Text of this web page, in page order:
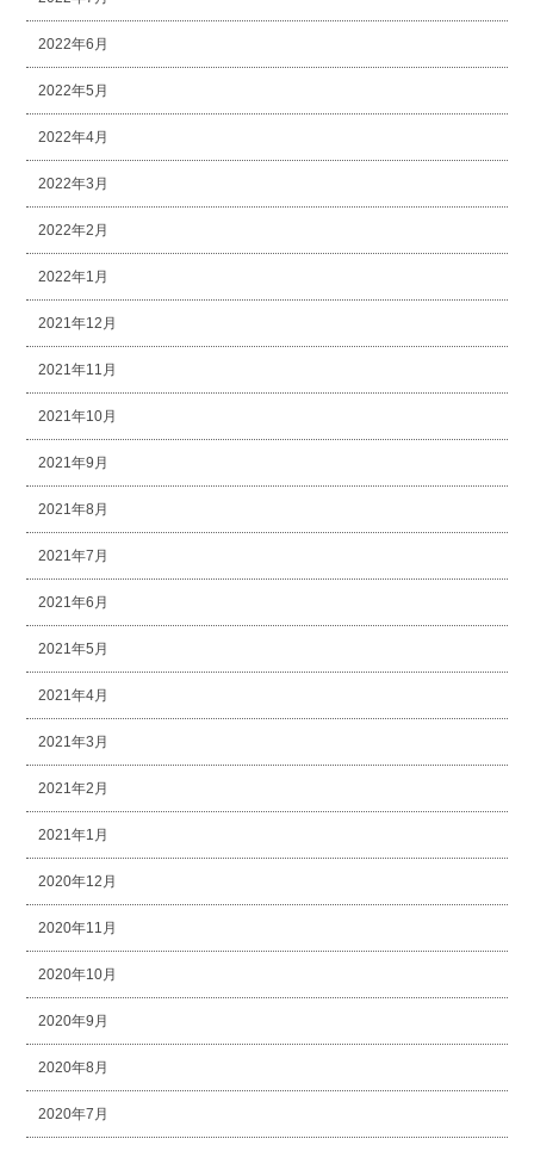
2022年6月
2022年5月
2022年4月
2022年3月
2022年2月
2022年1月
2021年12月
2021年11月
2021年10月
2021年9月
2021年8月
2021年7月
2021年6月
2021年5月
2021年4月
2021年3月
2021年2月
2021年1月
2020年12月
2020年11月
2020年10月
2020年9月
2020年8月
2020年7月